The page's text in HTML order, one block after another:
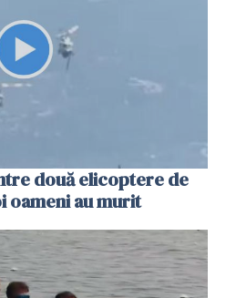
două elicoptere de
oameni au murit